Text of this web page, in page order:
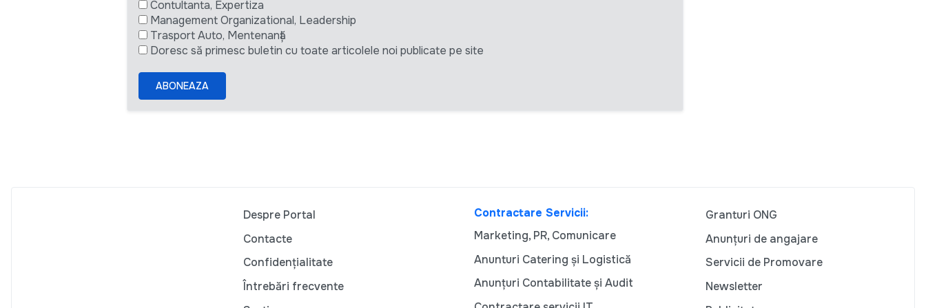
Contultanta, Expertiza
Management Organizational, Leadership
Trasport Auto, Mentenanță
Doresc să primesc buletin cu toate articolele noi publicate pe site
ABONEAZA
Despre Portal
Contacte
Confidențialitate
Întrebări frecvente
Contractare Servicii:
Marketing, PR, Comunicare
Anunturi Catering și Logistică
Anunțuri Contabilitate și Audit
Granturi ONG
Anunțuri de angajare
Servicii de Promovare
Newsletter